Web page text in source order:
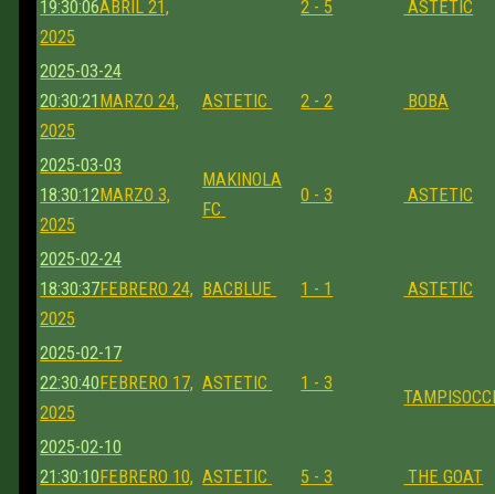
19:30:06ABRIL 21,
2025
2 - 5 ASTETIC
2025-03-24
20:30:21 MARZO 24,
2025
ASTETIC 2 - 2 BOBA
2025-03-03
18:30:12MARZO 3,
2025
MAKINOLA
FC
0 - 3 ASTETIC
2025-02-24
18:30:37FEBRERO 24,
2025
BACBLUE 1 - 1 ASTETIC
2025-02-17
22:30:40FEBRERO 17,
2025
ASTETIC 1 - 3
2025-02-10
21:30:10FEBRERO 10, ASTETIC 5 - 3 THE GOAT